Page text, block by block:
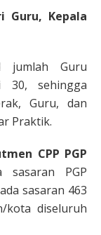
Guru, Kepala
jumlah Guru
30, sehingga
Guru, dan
Praktik.
CPP PGP
sasaran PGP
sasaran 463
kota diseluruh